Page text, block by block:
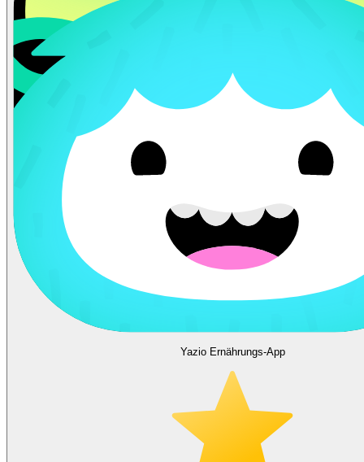
Yazio Ernährungs-App